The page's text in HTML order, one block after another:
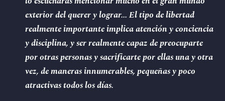
exterior del querer y lograr... El tipo de libertad
realmente importante implica atención y conciencia
y disciplina, y ser realmente capaz de preocuparte
por otras personas y sacrificarte por ellas una y otra
vez, de maneras innumerables, pequeñas y poco
atractivas todos los días.